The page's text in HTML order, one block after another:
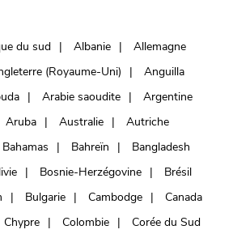
du sud Albanie
Allemagne
(Royaume-Uni)
Anguilla
Arabie saoudite
Argentine
Aruba Australie
Autriche
Bahamas Bahreïn
Bangladesh
Bosnie-Herzégovine
Brésil
Bulgarie Cambodge
Canada
Chypre Colombie
Corée du Sud